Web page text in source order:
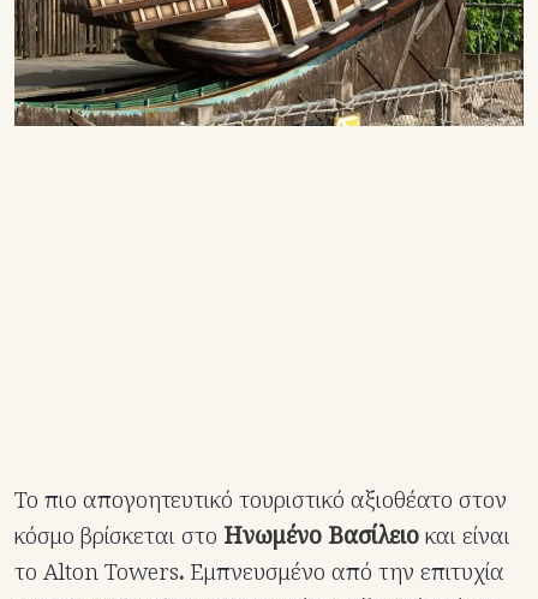
Το πιο απογοητευτικό τουριστικό αξιοθέατο στον
κόσμο βρίσκεται στο Ηνωμένο Βασίλειοκαι είναι
το Alton Towers. Εμπνευσμένο από την επιτυχία